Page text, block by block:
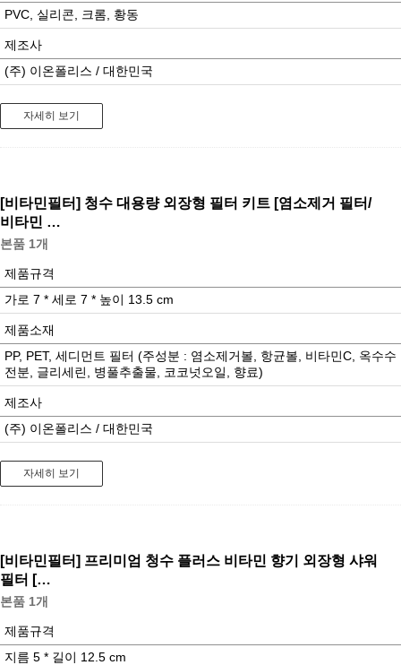
PVC, 실리콘, 크롬, 황동
제조사
(주) 이온폴리스 / 대한민국
자세히 보기
[비타민필터]
비타민 …
본품 1개
제품규격
가로 7 * 세로 7 * 높이 13.5 cm
제품소재
PP, PET, 세디먼트 필터 (주성분 : 염소제거볼, 항균볼, 비타민C, 옥수수
전분, 글리세린, 병풀추출물, 코코넛오일, 향료)
제조사
(주) 이온폴리스 / 대한민국
자세히 보기
[비타민필터]
필터 […
본품 1개
제품규격
지름 5 * 길이 12.5 cm